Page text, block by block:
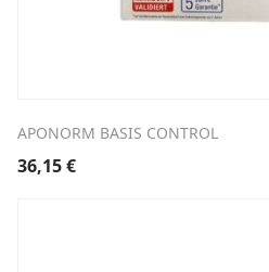
APONORM BASIS CONTROL
36,15€